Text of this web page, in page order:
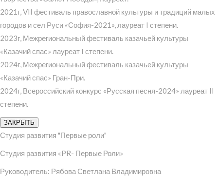
2021г, VII фестиваль православной культуры и традиций малых
городов и сел Руси «София-2021», лауреат I степени.
2023г, Межрегиональный фестиваль казачьей культуры
«Казачий спас» лауреат I степени.
2024г, Межрегиональный фестиваль казачьей культуры
«Казачий спас» Гран-При.
2024г, Всероссийский конкурс «Русская песня-2024» лауреат II
степени.
ЗАКРЫТЬ
Студия развития "Первые роли"
Студия развития «PR- Первые Роли»
Руководитель: Рябова Светлана Владимировна